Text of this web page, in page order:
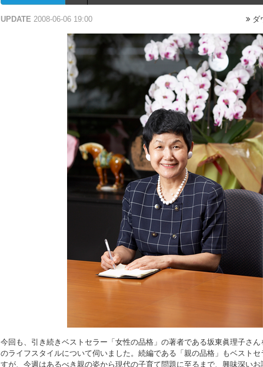
ダ
UPDATE 2008-06-06 19:00
今回も、引き続きベストセラー「女性の品格」の著者である坂東眞理子さん
のライフスタイルについて伺いました。続編である「親の品格」もベストセ
すが、今週はあるべき親の姿から現代の子育て問題に至るまで、興味深いお